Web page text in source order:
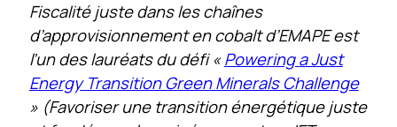
Fiscalité juste dans les chaînes
d’approvisionnement en cobalt d’EMAPE est
l’un des lauréats du défi «Powering a Just
Energy Transition Green Minerals Challenge
» (Favoriser une transition énergétique juste